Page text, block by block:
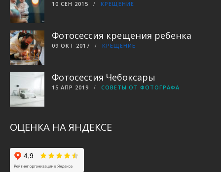
10 СЕН 2015 КРЕЩЕНИЕ
Фотосессия крещения ребенка
09 ОКТ 2017 КРЕЩЕНИЕ
Фотосессия Чебоксары
15 АПР 2019 СОВЕТЫ ОТ ФОТОГРАФА
ОЦЕНКА НА ЯНДЕКСЕ